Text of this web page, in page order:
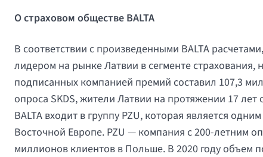
О страховом обществе BALTA
В соответствии с произведенными BALTA
лидером на рынке Латвии в сегменте страхования,
подписанных компанией премий составил 107,3
опроса SKDS, жители Латвии на протяжении 17
BALTA входит в группу PZU, которая является
Восточной Европе. PZU — компания с 200-летним
миллионов клиентов в Польше. В 2020 году объем